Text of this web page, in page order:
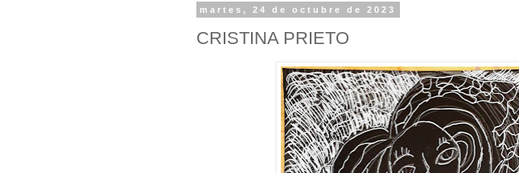
martes, 24 de octubre de 2023
CRISTINA PRIETO